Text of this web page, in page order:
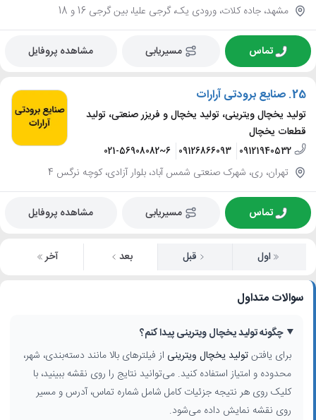
مشهد، جاده کلات، ورودی یک، گرجی علیا، بین گرجی 16 و 18
تماس مسیریابی مشاهده پروفایل
25. صنایع برودتی آرارات
تولید یخچال ویترینی، تولید یخچال و فریزر صنعتی، تولید
قطعات یخچال
09121940532
09126866093
021-56908082~6
تهران، ری، شهرک صنعتی شمس آباد، بلوار آزادی، کوچه نرگس 4
تماس مسیریابی مشاهده پروفایل
اول قبل بعد آخر
سوالات متداول
چگونه تولید یخچال ویترینی پیدا کنم؟
برای یافتنتولید یخچال ویترینی از فیلترهای بالا مانند دسته‌بندی، شهر،
محدوده و امتیاز استفاده کنید. می‌توانید نتایج را روی نقشه ببینید، با
کلیک روی هر نتیجه جزئیات کامل شامل شماره تماس، آدرس و مسیر
روی نقشه نمایش داده می‌شود.